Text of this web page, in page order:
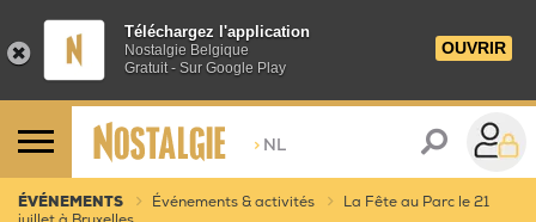
Téléchargez l'application
Nostalgie Belgique
Gratuit - Sur Google Play
OUVRIR
> NL
ÉVÉNEMENTS Événements & activités
La Fête au Parc le 21